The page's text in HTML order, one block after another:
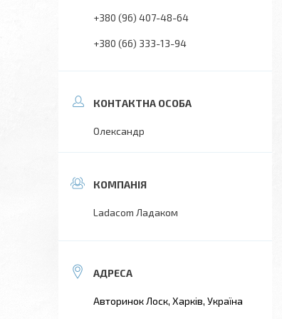
+380 (96) 407-48-64
+380 (66) 333-13-94
Олександр
Ladacom Ладаком
Авторинок Лоск, Харків, Україна